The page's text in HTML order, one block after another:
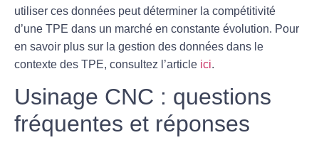
utiliser ces données peut déterminer la compétitivité
d’une TPE dans un marché en constante évolution. Pour
en savoir plus sur la gestion des données dans le
contexte des TPE, consultez l’article ici.
Usinage CNC : questions
fréquentes et réponses